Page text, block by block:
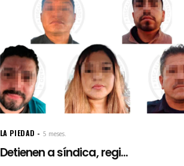
LA PIEDAD 5 meses.
Detienen a síndica, regi...